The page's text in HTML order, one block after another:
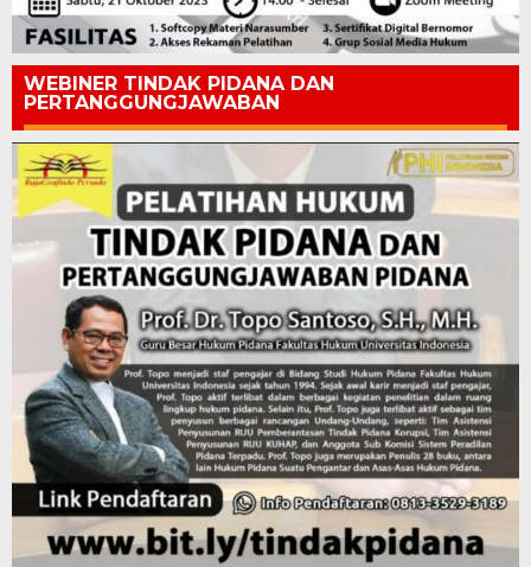
WEBINER TINDAK PIDANA DAN
PERTANGGUNGJAWABAN